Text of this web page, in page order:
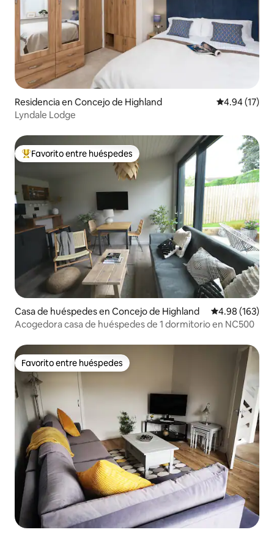
Residencia en Concejo de Highland Calificación
4.94 (17)
Lyndale Lodge
De los mejores en Favorito entre huéspedes
Favorito entre huéspedes
Casa de huéspedes en Concejo de Highland Calificación
4.98 (163)
Acogedora casa de huéspedes de 1 dormitorio en NC500
Favorito entre huéspedes
Favorito entre huéspedes